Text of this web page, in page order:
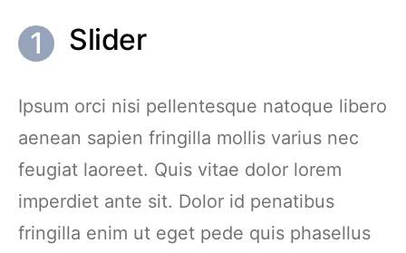
Slider
Ipsum orci nisi pellentesque natoque libero
aenean sapien fringilla mollis varius nec
feugiat laoreet. Quis vitae dolor lorem
imperdiet ante sit. Dolor id penatibus
fringilla enim ut eget pede quis phasellus